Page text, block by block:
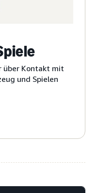
über Kontakt mit
und Spielen